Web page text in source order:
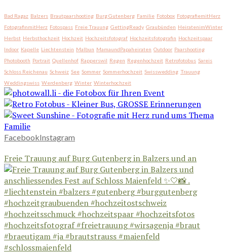
Bad Ragaz Balzers Brautpaarshooting Burg Gutenberg Familie Fotobox FotografiemitHerz
FotografinmitHerz Fotospass Freie Trauung GettingReady Graubünden HeiratenimWinter
Herbst Herbsthochzeit Hochzeit Hochzeitsfotograf Hochzeitsfotografin Hochzeitspaar
Indoor Kapelle Liechtenstein Malbun MamaundPapaheiraten Outdoor Paarshooting
Photobooth Portrait Quellenhof Rapperswil Regen Regenhochzeit Retrofotobus Sareis
Schloss Reichenau Schweiz See Sommer Sommerhochzeit Swisswedding Trauung
Weddingswiss Werdenberg Winter Winterhochzeit
FacebookInstagram
Freie Trauung auf Burg Gutenberg in Balzers und an